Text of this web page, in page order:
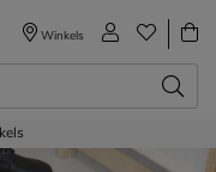
Winkels
dag in huis